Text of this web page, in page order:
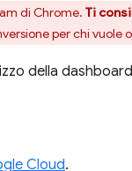
di Chrome. Ti
per chi vuole
della
Cloud.